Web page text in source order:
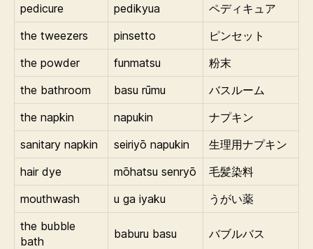
pedicure
pedikyua
ペディキュア
the tweezers
pinsetto
ピンセット
the powder
funmatsu
粉末
the bathroom
basu rūmu
バスルーム
the napkin
napukin
ナプキン
sanitary napkin
seiriyō napukin
生理用ナプキン
hair dye
mōhatsu senryō
毛髪染料
mouthwash
u ga iyaku
うがい薬
the bubble
bath
baburu basu バブルバス